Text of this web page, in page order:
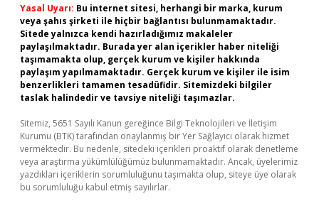
Yasal Uyarı: Bu internet sitesi, herhangi bir marka, kurum
veya şahıs şirketi ile hiçbir bağlantısı bulunmamaktadır.
Sitede yalnızca kendi hazırladığımız makaleler
paylaşılmaktadır. Burada yer alan içerikler haber niteliği
taşımamakta olup, gerçek kurum ve kişiler hakkında
paylaşım yapılmamaktadır. Gerçek kurum ve kişiler ile isim
benzerlikleri tamamen tesadüfidir. Sitemizdeki bilgiler
taslak halindedir ve tavsiye niteliği taşımazlar.
Sitemiz, 5651 Sayılı Kanun gereğince Bilgi Teknolojileri ve İletişim
Kurumu (BTK) tarafından onaylanmış bir Yer Sağlayıcı olarak hizmet
vermektedir. Bu nedenle, sitedeki içerikleri proaktif olarak denetleme
veya araştırma yükümlülüğümüz bulunmamaktadır. Ancak, üyelerimiz
yazdıkları içeriklerin sorumluluğunu taşımakta olup, siteye üye olarak
bu sorumluluğu kabul etmiş sayılırlar.